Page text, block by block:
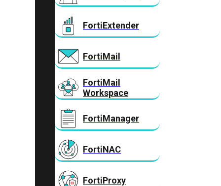
FortiExtender
FortiMail
FortiMail
Workspace
FortiManager
FortiNAC
FortiProxy